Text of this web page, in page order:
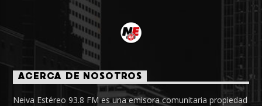
ACERCA DE NOSOTROS
Neiva Estéreo 93.8 FM es una emisora comunitaria propiedad